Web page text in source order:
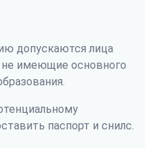
допускаются лица
не имеющие основного
паспорт и снилс.